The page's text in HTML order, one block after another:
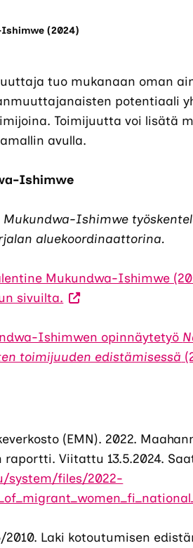
(2024)
tuo mukanaan oman
potentiaali
Toimijuutta voi lisätä
avulla.
Ishimwe
Ishimwe
aluekoordinaattorina.
Mukundwa-Ishimwe
sivuilta. (Vieraile
sivustolla.
Linkki
Ishimwen opinnäytetyö
toimijuuden edistämisessä
(EMN). 2022.
raportti. Viitattu 13.5.2024.
system/files/2022-
2010. Laki kotoutumisen